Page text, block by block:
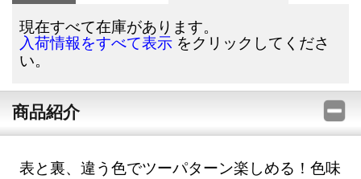
現在すべて在庫があります。
入荷情報をすべて表示 をクリックしてくださ
い。
商品紹介
表と裏、違う色でツーパターン楽しめる！色味